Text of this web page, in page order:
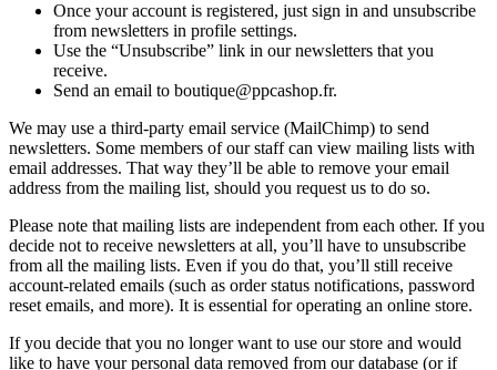
Once your account is registered, just sign in and unsubscribe
from newsletters in profile settings.
Use the “Unsubscribe” link in our newsletters that you
receive.
Send an email to boutique@ppcashop.fr.
We may use a third-party email service (MailChimp) to send
newsletters. Some members of our staff can view mailing lists with
email addresses. That way they’ll be able to remove your email
address from the mailing list, should you request us to do so.
Please note that mailing lists are independent from each other. If you
decide not to receive newsletters at all, you’ll have to unsubscribe
from all the mailing lists. Even if you do that, you’ll still receive
account-related emails (such as order status notifications, password
reset emails, and more). It is essential for operating an online store.
If you decide that you no longer want to use our store and would
like to have your personal data removed from our database (or if